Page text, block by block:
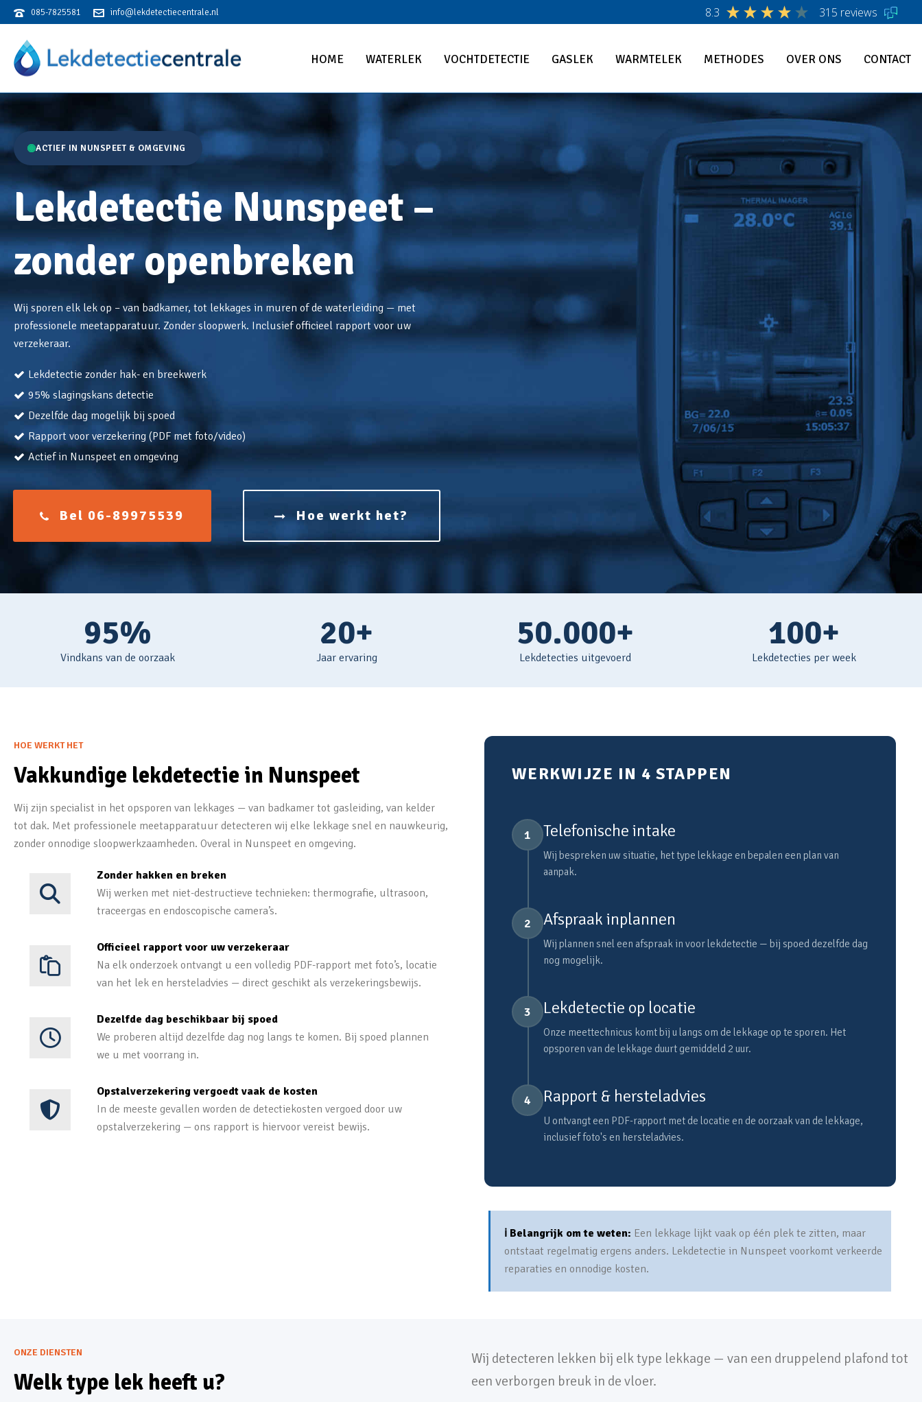
085-7825581 info@lekdetectiecentrale.nl 8.3 315 reviews
HOME WATERLEK VOCHTDETECTIE GASLEK WARMTELEK METHODES OVER ONS CONTACT
ACTIEF IN NUNSPEET & OMGEVING
Lekdetectie Nunspeet –
zonder openbreken
Wij sporen elk lek op – van badkamer, tot lekkages in muren of de waterleiding — met
professionele meetapparatuur. Zonder sloopwerk. Inclusief officieel rapport voor uw
verzekeraar.
Lekdetectie zonder hak- en breekwerk
95% slagingskans detectie
Dezelfde dag mogelijk bij spoed
Rapport voor verzekering (PDF met foto/video)
Actief in Nunspeet en omgeving
Bel 06-89975539 Hoe werkt het?
95%
Vindkans van de oorzaak
20+
Jaar ervaring
50.000+
Lekdetecties uitgevoerd
100+
Lekdetecties per week
HOE WERKT HET
Vakkundige lekdetectie in Nunspeet
Wij zijn specialist in het opsporen van lekkages — van badkamer tot gasleiding, van kelder
tot dak. Met professionele meetapparatuur detecteren wij elke lekkage snel en nauwkeurig,
zonder onnodige sloopwerkzaamheden. Overal in Nunspeet en omgeving.
Zonder hakken en breken
Wij werken met niet-destructieve technieken: thermografie, ultrasoon,
traceergas en endoscopische camera’s.
Officieel rapport voor uw verzekeraar
Na elk onderzoek ontvangt u een volledig PDF-rapport met foto’s, locatie
van het lek en hersteladvies — direct geschikt als verzekeringsbewijs.
Dezelfde dag beschikbaar bij spoed
We proberen altijd dezelfde dag nog langs te komen. Bij spoed plannen
we u met voorrang in.
Opstalverzekering vergoedt vaak de kosten
In de meeste gevallen worden de detectiekosten vergoed door uw
opstalverzekering — ons rapport is hiervoor vereist bewijs.
WERKWIJZE IN 4 STAPPEN
1 Telefonische intake
Wij bespreken uw situatie, het type lekkage en bepalen een plan van
aanpak.
2 Afspraak inplannen
Wij plannen snel een afspraak in voor lekdetectie — bij spoed dezelfde dag
nog mogelijk.
3 Lekdetectie op locatie
Onze meettechnicus komt bij u langs om de lekkage op te sporen. Het
opsporen van de lekkage duurt gemiddeld 2 uur.
4 Rapport & hersteladvies
U ontvangt een PDF-rapport met de locatie en de oorzaak van de lekkage,
inclusief foto's en hersteladvies.
ℹ️ Belangrijk om te weten: Een lekkage lijkt vaak op één plek te zitten, maar
ontstaat regelmatig ergens anders. Lekdetectie in Nunspeet voorkomt verkeerde
reparaties en onnodige kosten.
ONZE DIENSTEN
Welk type lek heeft u?
Wij detecteren lekken bij elk type lekkage — van een druppelend plafond tot
een verborgen breuk in de vloer.